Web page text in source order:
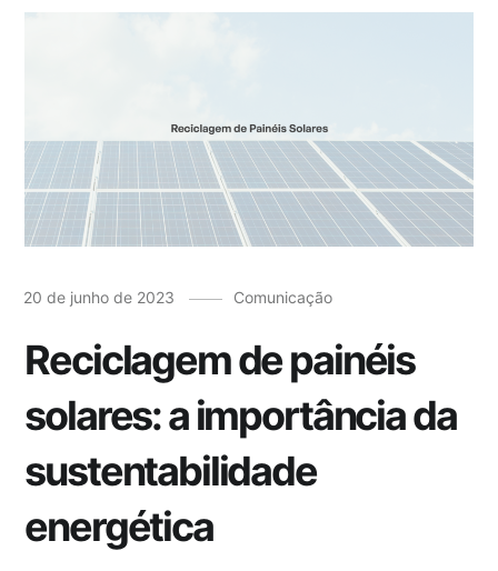
20 de junho de 2023 Comunicação
Reciclagem de painéis
solares: a importância da
sustentabilidade
energética